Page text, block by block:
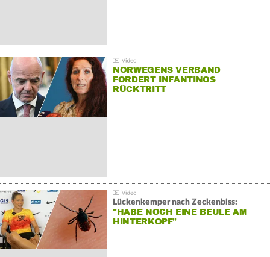
NORWEGENS VERBAND
FORDERT INFANTINOS
RÜCKTRITT
Lückenkemper nach Zeckenbiss:
"HABE NOCH EINE BEULE AM
HINTERKOPF"